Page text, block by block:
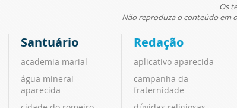
Os
Não reproduza o conteúdo em
Santuário
academia marial
água mineral
aparecida
Redação
aplicativo aparecida
campanha da
fraternidade